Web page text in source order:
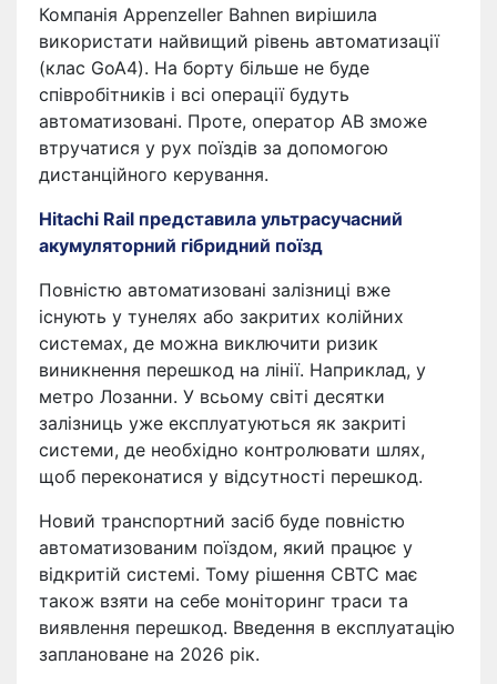
Компанія Appenzeller Bahnen вирішила
використати найвищий рівень автоматизації
(клас GoA4). На борту більше не буде
співробітників і всі операції будуть
автоматизовані. Проте, оператор AB зможе
втручатися у рух поїздів за допомогою
дистанційного керування.
Hitachi Rail представила ультрасучасний
акумуляторний гібридний поїзд
Повністю автоматизовані залізниці вже
існують у тунелях або закритих колійних
системах, де можна виключити ризик
виникнення перешкод на лінії. Наприклад, у
метро Лозанни. У всьому світі десятки
залізниць уже експлуатуються як закриті
системи, де необхідно контролювати шлях,
щоб переконатися у відсутності перешкод.
Новий транспортний засіб буде повністю
автоматизованим поїздом, який працює у
відкритій системі. Тому рішення CBTC має
також взяти на себе моніторинг траси та
виявлення перешкод. Введення в експлуатацію
заплановане на 2026 рік.